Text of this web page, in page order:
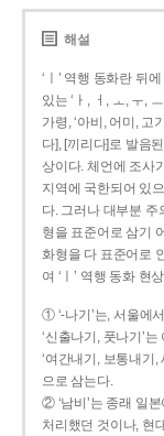
해설
‘ㅣ’ 역행 동화란 뒤
있는 ‘ㅏ, ㅓ, ㅗ, ㅜ,
가령, ‘아비, 어미, 고
다], [끼리다]로 발음
상이다. 체언에 조사
지역에 국한되어 있
다. 그러나 대부분
형을 표준어로 삼기
화형을 다 표준어로
여 ‘ㅣ’ 역행 동화 현
① ‘-나기’는, 서울에
‘신출나기, 풋나기’
‘여간내기, 보통내기,
으로 삼는다.
② ‘남비’는 종래 일
처리했던 것이나, 현